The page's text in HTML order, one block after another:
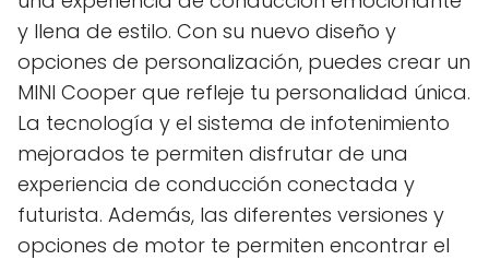
y llena de estilo. Con su nuevo diseño y
opciones de personalización, puedes crear un
MINI Cooper que refleje tu personalidad única.
La tecnología y el sistema de infotenimiento
mejorados te permiten disfrutar de una
experiencia de conducción conectada y
futurista. Además, las diferentes versiones y
opciones de motor te permiten encontrar el